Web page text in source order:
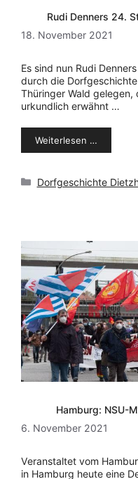
Rudi Denners 24.
18. November 2021
Es sind nun Rudi
durch die
Thüringer Wald gelegen,
urkundlich erwähnt …
Weiterlesen …
Kategorien
Dorfgeschichte
Hamburg: NSU-
6. November 2021
Veranstaltet vom
in Hamburg heute eine